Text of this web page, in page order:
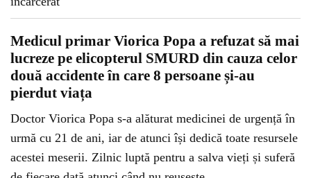
Medicul primar Viorica Popa a refuzat să mai
lucreze pe elicopterul SMURD din cauza celor
două accidente în care 8 persoane și-au
pierdut viața
Doctor Viorica Popa s-a alăturat medicinei de urgență în
urmă cu 21 de ani, iar de atunci își dedică toate resursele
acestei meserii. Zilnic luptă pentru a salva vieți și suferă